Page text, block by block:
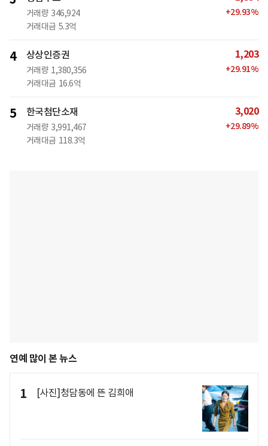
거래량 346,924
거래대금 5.3억
+29.93%
4 상상인증권
거래량 1,380,356
거래대금 16.6억
1,203
+29.91%
5 한국첨단소재
거래량 3,991,467
거래대금 118.3억
3,020
+29.89%
연예 많이 본 뉴스
1 [사진]청담동에 뜬 김희애